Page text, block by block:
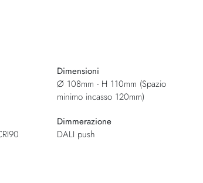
Dimensioni
Ø 108mm - H 110mm (Spazio
minimo incasso 120mm)
Dimmerazione
DALI push